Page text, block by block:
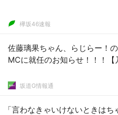
欅坂46速報
佐藤璃果ちゃん、らじらー！
MCに就任のお知らせ！！！【
坂道G情報通
「言わなきゃいけないときはち